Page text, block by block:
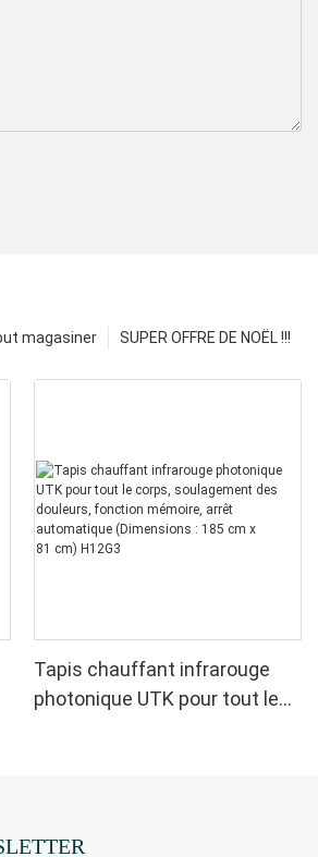
SUPER OFFRE DE NOËL !!!
magasiner
Tapis chauffant infrarouge
photonique UTK pour tout le
81 cm) H12G3